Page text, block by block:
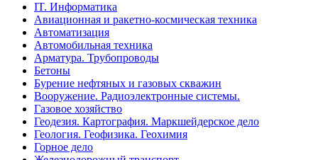
IT. Информатика
Авиационная и ракетно-космическая техника
Автоматизация
Автомобильная техника
Арматура. Трубопроводы
Бетоны
Бурение нефтяных и газовых скважин
Вооружение. Радиоэлектронные системы.
Газовое хозяйство
Геодезия. Картография. Маркшейдерское дело
Геология. Геофизика. Геохимия
Горное дело